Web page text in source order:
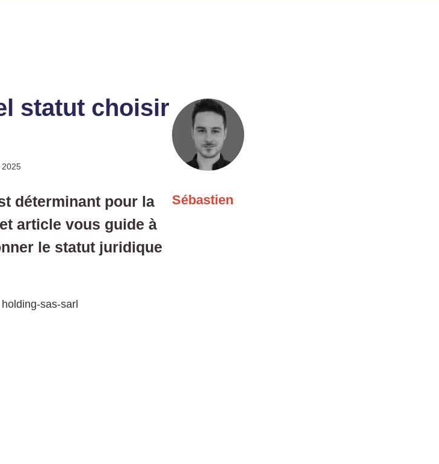
statut choisir
2025
déterminant pour la
article vous guide à
le statut juridique
Sébastien